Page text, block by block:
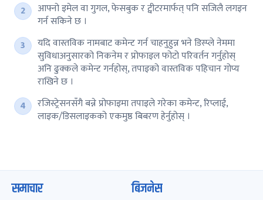
आफ्नो इमेल वा गुगल, फेसबुक र ट्वीटरमार्फत् पनि सजिलै लगइन
गर्न सकिने छ ।
यदि वास्तविक नामबाट कमेन्ट गर्न चाहनुहुन्न भने डिस्प्ले नेममा
सुविधाअनुसारको निकनेम र प्रोफाइल फोटो परिवर्तन गर्नुहोस्
अनि ढुक्कले कमेन्ट गर्नहोस्, तपाइको वास्तविक पहिचान गोप्य
राखिने छ ।
रजिस्ट्रेसनसँगै बन्ने प्रोफाइमा तपाइले गरेका कमेन्ट, रिप्लाई,
लाइक/डिसलाइकको एकमुष्ठ बिबरण हेर्नुहोस् ।
समाचार बिजनेस